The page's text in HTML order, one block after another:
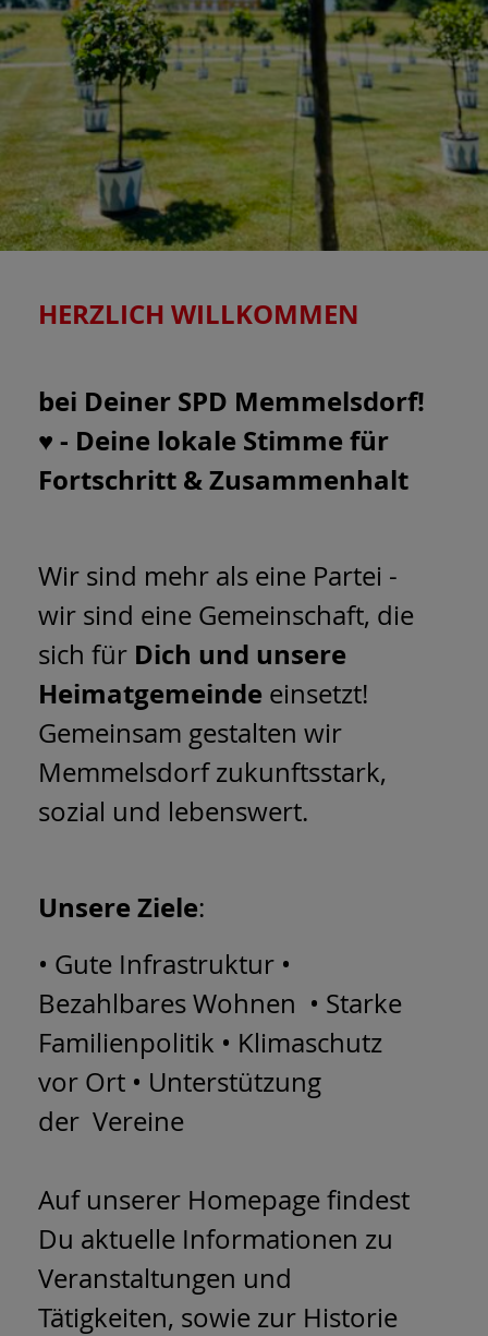
HERZLICH WILLKOMMEN
bei Deiner SPD Memmelsdorf!
♥️ - Deine lokale Stimme für
Fortschritt & Zusammenhalt
Wir sind mehr als eine Partei -
wir sind eine Gemeinschaft, die
sich für Dich und unsere
Heimatgemeinde einsetzt!
Gemeinsam gestalten wir
Memmelsdorf zukunftsstark,
sozial und lebenswert.
Unsere Ziele:
• Gute Infrastruktur •
Bezahlbares Wohnen • Starke
Familienpolitik • Klimaschutz
vor Ort • Unterstützung
der Vereine
Auf unserer Homepage findest
Du aktuelle Informationen zu
Veranstaltungen und
Tätigkeiten, sowie zur Historie